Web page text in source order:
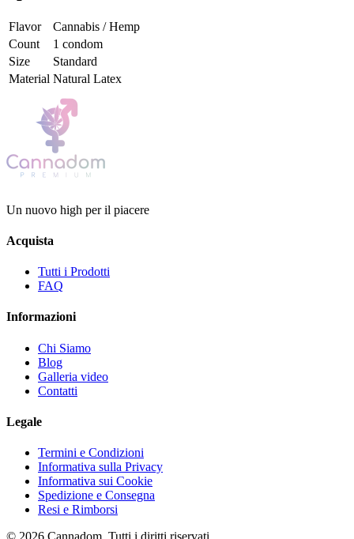
Flavor
Cannabis / Hemp
Count
1 condom
Size
Standard
Material Natural Latex
Un nuovo high per il piacere
Acquista
Tutti i Prodotti
FAQ
Informazioni
Chi Siamo
Blog
Galleria video
Contatti
Legale
Termini e Condizioni
Informativa sulla Privacy
Informativa sui Cookie
Spedizione e Consegna
Resi e Rimborsi
© 2026 Cannadom. Tutti i diritti riservati.